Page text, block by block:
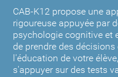
CAB-K12 propose une
rigoureuse appuyée par
psychologie cognitive et
de prendre des
l'éducation de votre
s'appuyer sur des tests